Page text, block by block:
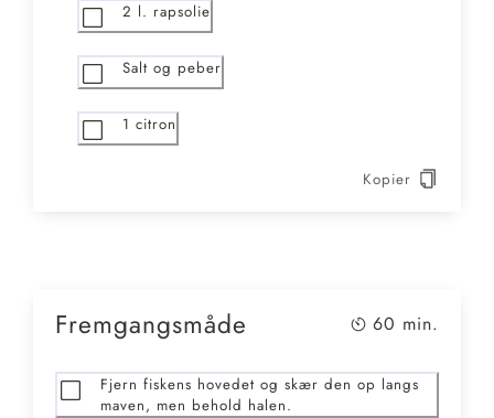
2 l. rapsolie
Salt og peber
1 citron
Kopier
Fremgangsmåde 60 min.
Fjern fiskens hovedet og skær den op langs
maven, men behold halen.